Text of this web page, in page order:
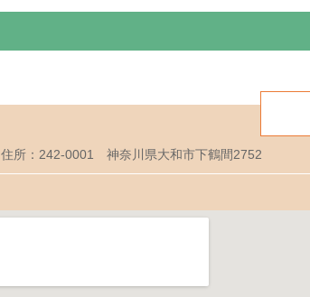
住所：242-0001 神奈川県大和市下鶴間2752